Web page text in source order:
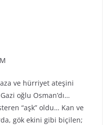
ve hürriyet ateşini
oğlu Osman’dı…
“aşk” oldu… Kan ve
gök ekini gibi biçilen;